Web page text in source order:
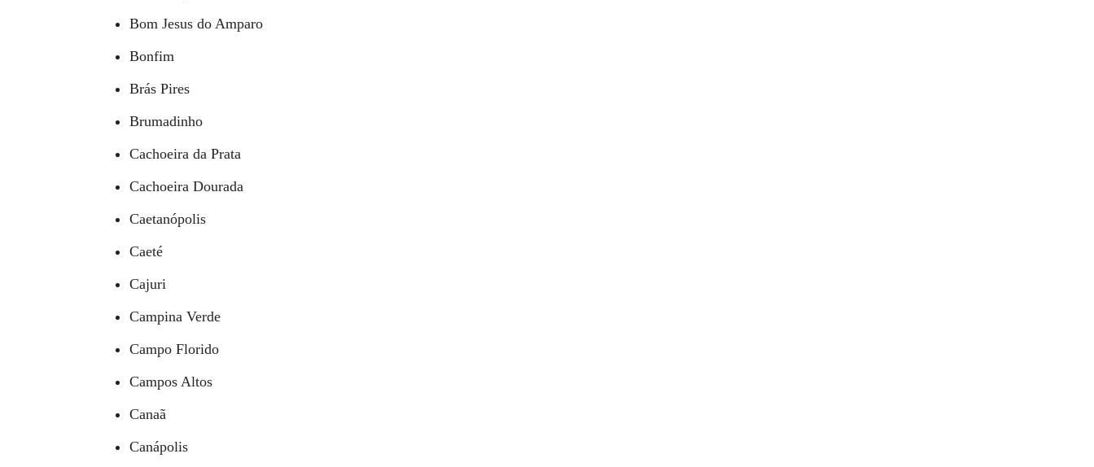
Bom Jesus do Amparo
Bonfim
Brás Pires
Brumadinho
Cachoeira da Prata
Cachoeira Dourada
Caetanópolis
Caeté
Cajuri
Campina Verde
Campo Florido
Campos Altos
Canaã
Canápolis